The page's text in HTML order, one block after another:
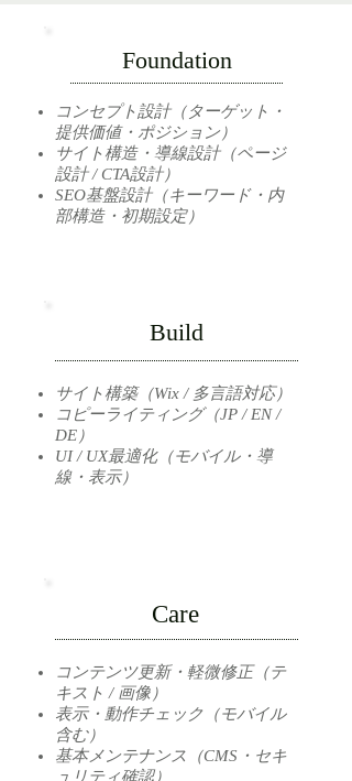
Foundation
コンセプト設計（ターゲット・
提供価値・ポジション）
サイト構造・導線設計（ページ
設計 / CTA設計）
SEO基盤設計（キーワード・内
部構造・初期設定）
Build
サイト構築（Wix / 多言語対応）
コピーライティング（JP / EN /
DE）
UI / UX最適化（モバイル・導
線・表示）
Care
コンテンツ更新・軽微修正（テ
キスト / 画像）
表示・動作チェック（モバイル
含む）
基本メンテナンス（CMS・セキ
ュリティ確認）